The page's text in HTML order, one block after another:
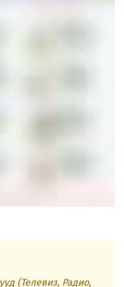
(Телевиз, Радио,